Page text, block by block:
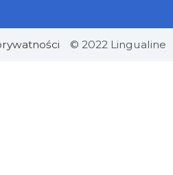
© 2022 Lingualine